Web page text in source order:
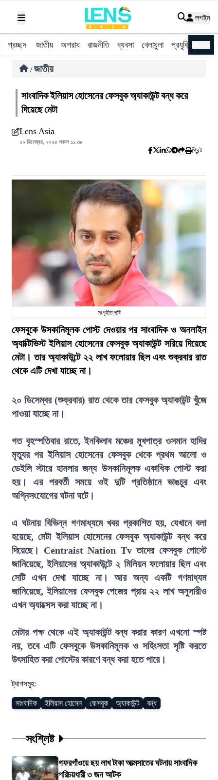
লগইন
প্রচ্ছদ জাতীয় অপরাধ রাজনীতি ব্যবসা খেলাধুলা প্রযুক্তি
/ জাতীয়
সাংবাদিক ইলিয়াস হোসেনের ফেসবুক অ্যাকাউন্ট বন্ধ করে
দিয়েছে মেটা
Lens Asia
২০ ডিসেম্বর, ২০২৫ সকাল ১১:৩৮
প্রিন্ট
সংগৃহীত ছবি
ফেসবুকে উসকানিমূলক পোস্ট দেওয়ার পর সাংবাদিক ও অনলাইন
অ্যাক্টিভিস্ট ইলিয়াস হোসেনের ফেসবুক অ্যাকাউন্ট সরিয়ে দিয়েছে
মেটা। তার অ্যাকাউন্টে ২২ লাখ ফলোয়ার ছিল এবং শুক্রবার রাত
থেকে এটি দেখা যাচ্ছে না।
২০ ডিসেম্বর (শুক্রবার) রাত থেকে তার ফেসবুক অ্যাকাউন্ট খুঁজে
পাওয়া যাচ্ছে না।
গত বৃহস্পতিবার রাতে, ইনকিলাব মঞ্চের মুখপাত্র ওসমান হাদির
মৃত্যুর পর ইলিয়াস হোসেনের ফেসবুক থেকে প্রথম আলো ও
ডেইলি স্টারে হামলার জন্য উসকানিমূলক একাধিক পোস্ট করা
হয়। এর পরবর্তী সময়ে ওই দুটি প্রতিষ্ঠানে ভাঙচুর এবং
অগ্নিসংযোগের ঘটনা ঘটে।
এ ঘটনায় বিভিন্ন গণমাধ্যমে খবর প্রকাশিত হয়, যেখানে বলা
হয়েছে, মেটা ইলিয়াস হোসেনের ফেসবুক অ্যাকাউন্ট বন্ধ করে
দিয়েছে। Centraist Nation Tv তাদের ফেসবুক পোস্টে
জানিয়েছে, ইলিয়াসের অ্যাকাউন্টে ২ মিলিয়ন ফলোয়ার ছিল এবং
সেটি এখন দেখা যাচ্ছে না। আর অন্য একটি গণমাধ্যম
জানিয়েছে, ইলিয়াসের ফেসবুক পেজের প্রায় ২২ লাখ অনুসারীও
এখন অ্যাক্সেস করা যাচ্ছে না।
মেটার পক্ষ থেকে এই অ্যাকাউন্ট বন্ধ করার কারণ এখনো স্পষ্ট
নয়, তবে এটি ফেসবুকে উসকানিমূলক ও সহিংসতা সৃষ্টি করতে
উৎসাহিত করা পোস্টের কারণে বন্ধ করা হতে পারে।
ট্যাগসমূহ:
সাংবাদিক ইলিয়াস হোসেন ফেসবুক অ্যাকাউন্ট বন্ধ
সংশ্লিষ্ট
গফরগাঁওয়ে ছয় লাখ টাকা আত্মসাতের ঘটনায় সাংবাদিক
পরিচয়ধারী ৩ জন আটক